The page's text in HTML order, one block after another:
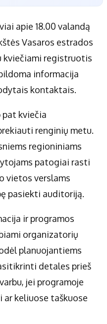
apie 18.00 valandą
Vasaros estrados
kviečiami registruotis
informacija
kontaktais.
kviečia
renginių metu.
regioniniams
patogiai rasti
vietos verslams
pasiekti auditoriją.
ir programos
organizatorių
planuojantiems
detales prieš
jei programoje
keliuose taškuose